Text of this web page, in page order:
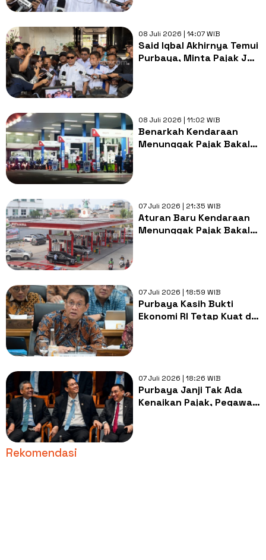
08 Juli 2026 | 14:07 WIB
Said Iqbal Akhirnya Temui
Purbaya, Minta Pajak JHT
08 Juli 2026 | 11:02 WIB
Benarkah Kendaraan
Menunggak Pajak Bakal
07 Juli 2026 | 21:35 WIB
Aturan Baru Kendaraan
Menunggak Pajak Bakal
07 Juli 2026 | 18:59 WIB
Purbaya Kasih Bukti
Ekonomi RI Tetap Kuat di
07 Juli 2026 | 18:26 WIB
Purbaya Janji Tak Ada
Kenaikan Pajak, Pegawai
Rekomendasi